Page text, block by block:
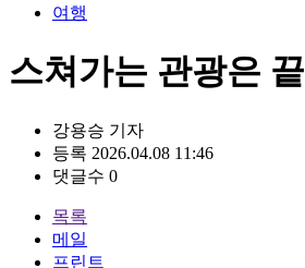
여행
스쳐가는 관광은
강용승 기자
등록 2026.04.08 11:46
댓글수 0
목록
메일
프린트